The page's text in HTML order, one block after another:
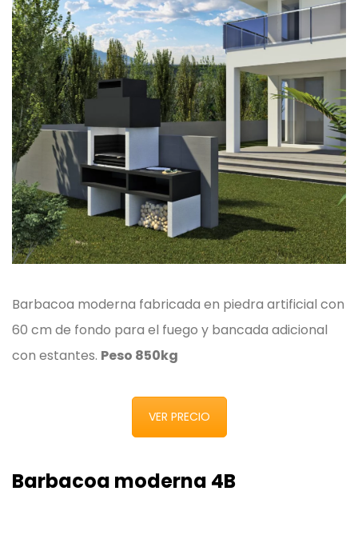
Barbacoa moderna fabricada en piedra artificial con
60 cm de fondo para el fuego y bancada adicional
con estantes. Peso 850kg
VER PRECIO
Barbacoa moderna 4B